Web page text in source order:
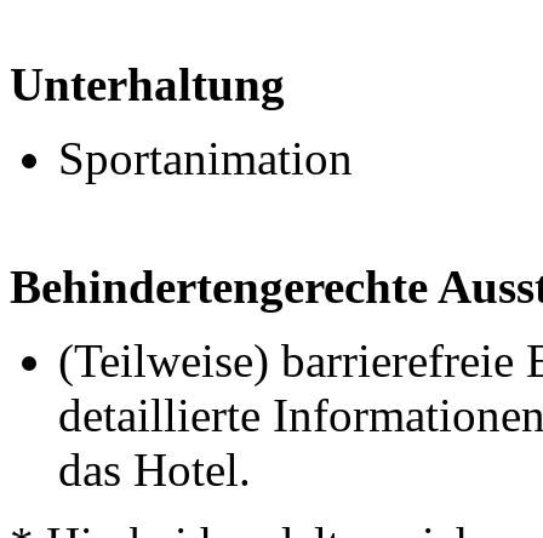
Unterhaltung
Sportanimation
Behindertengerechte
(Teilweise) barrierefreie
detaillierte
das Hotel.